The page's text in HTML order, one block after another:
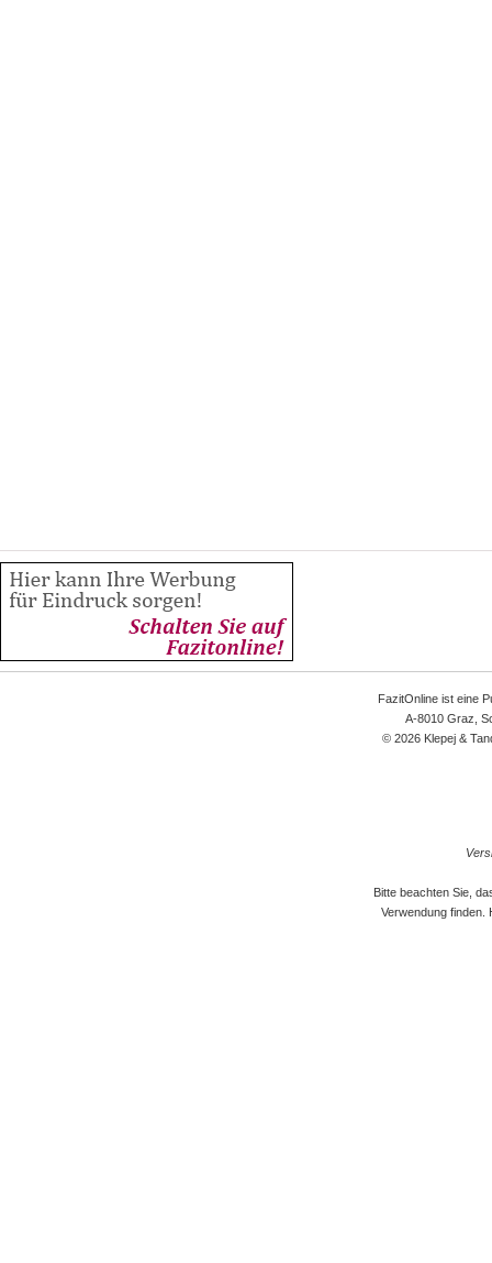
FazitOnline ist eine
A-8010 Graz,
© 2026 Klepej &
Bitte beachten Sie,
Verwendung finden.